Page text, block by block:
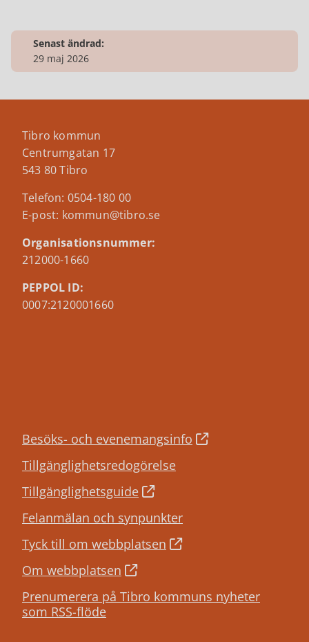
Senast ändrad:
29 maj 2026
Tibro kommun
Centrumgatan 17
543 80 Tibro
Telefon: 0504-180 00
E-post: kommun@tibro.se
Organisationsnummer:
212000-1660
PEPPOL ID:
0007:2120001660
Besöks- och evenemangsinfo
Tillgänglighetsredogörelse
Tillgänglighetsguide
Felanmälan och synpunkter
Tyck till om webbplatsen
Om webbplatsen
Prenumerera på Tibro kommuns nyheter
som RSS-flöde